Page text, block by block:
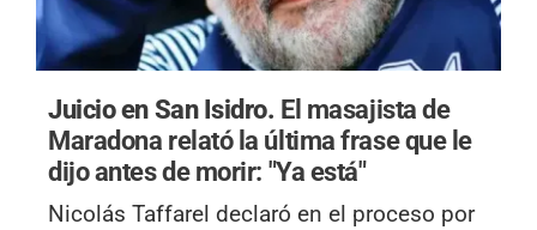
Juicio en San Isidro. El masajista de
Maradona relató la última frase que le
dijo antes de morir: "Ya está"
Nicolás Taffarel declaró en el proceso por